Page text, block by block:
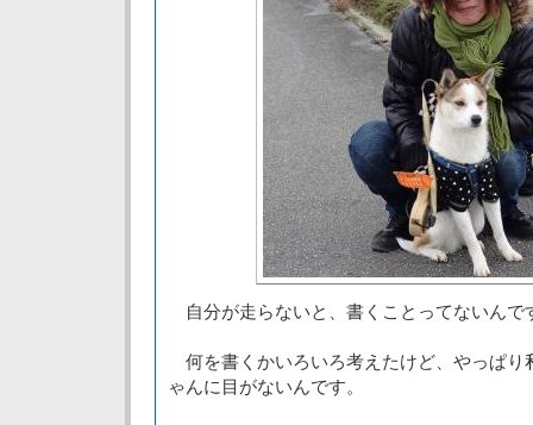
自分が走らないと、書くことってないんで
何を書くかいろいろ考えたけど、やっぱり
ゃんに目がないんです。